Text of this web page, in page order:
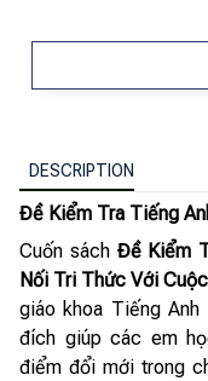
DESCRIPTION
Đề Kiểm Tra Tiếng
Cuốn sách Đề Kiểm
Nối Tri Thức Với
giáo khoa Tiếng
đích giúp các em
điểm đổi mới trong